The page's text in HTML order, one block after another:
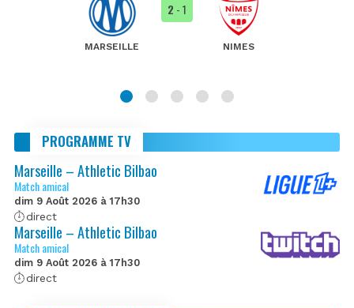
MARSEILLE
2 - 1
NIMES
PROGRAMME TV
Marseille – Athletic Bilbao
Match amical
dim 9 Août 2026 à 17h30
direct
Marseille – Athletic Bilbao
Match amical
dim 9 Août 2026 à 17h30
direct